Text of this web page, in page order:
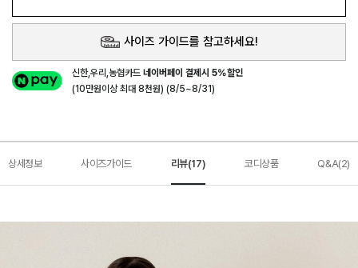
사이즈 가이드를 참고하세요!
신한,우리,농협카드네이버페이 결제시 5%할인
(10만원이상 최대 8천원) (8/5~8/31)
상세정보 사이즈가이드 리뷰(17) 코디상품 Q&A(2)